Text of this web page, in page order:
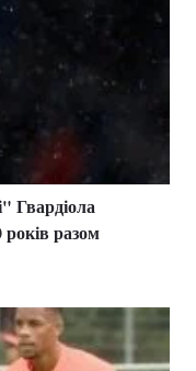
Гвардіола
разом